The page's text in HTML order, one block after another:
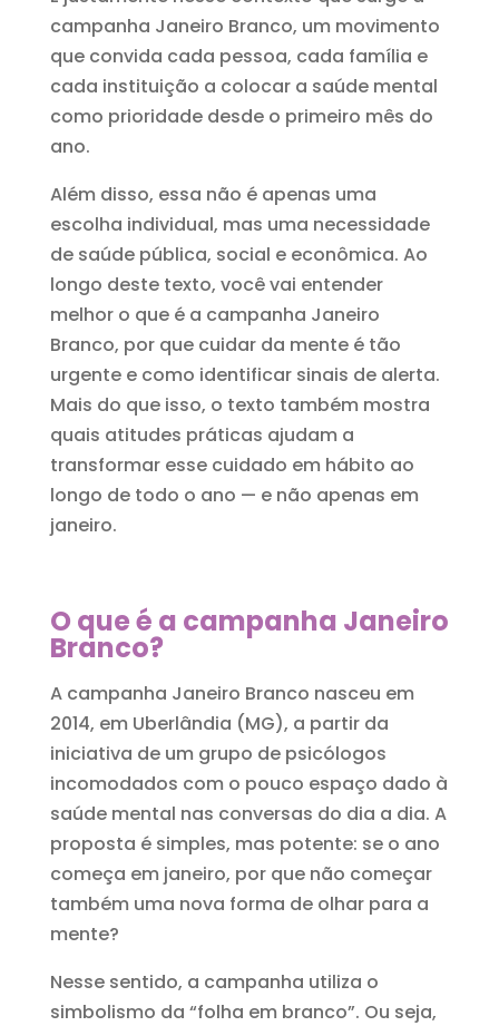
campanha Janeiro Branco, um movimento
que convida cada pessoa, cada família e
cada instituição a colocar a saúde mental
como prioridade desde o primeiro mês do
ano.
Além disso, essa não é apenas uma
escolha individual, mas uma necessidade
de saúde pública, social e econômica. Ao
longo deste texto, você vai entender
melhor o que é a campanha Janeiro
Branco, por que cuidar da mente é tão
urgente e como identificar sinais de alerta.
Mais do que isso, o texto também mostra
quais atitudes práticas ajudam a
transformar esse cuidado em hábito ao
longo de todo o ano — e não apenas em
janeiro.
O que é a campanha Janeiro
Branco?
A campanha Janeiro Branco nasceu em
2014, em Uberlândia (MG), a partir da
iniciativa de um grupo de psicólogos
incomodados com o pouco espaço dado à
saúde mental nas conversas do dia a dia. A
proposta é simples, mas potente: se o ano
começa em janeiro, por que não começar
também uma nova forma de olhar para a
mente?
Nesse sentido, a campanha utiliza o
simbolismo da “folha em branco”. Ou seja,